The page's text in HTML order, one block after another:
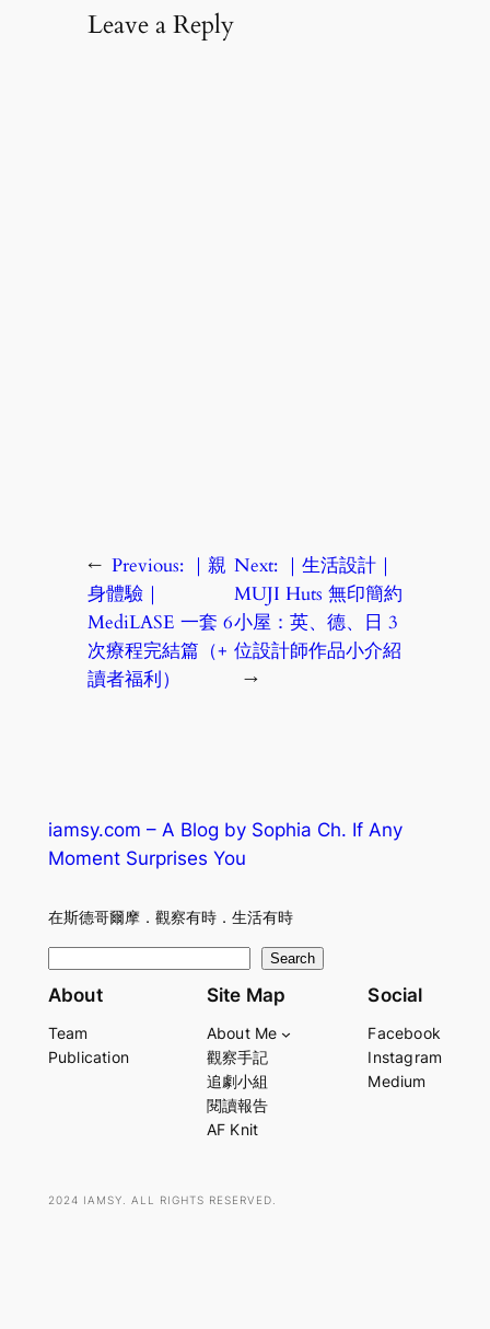
Leave a Reply
← Previous: ｜親
身體驗｜
MediLASE 一套 6
次療程完結篇（+
讀者福利）
Next: ｜生活設計｜
MUJI Huts 無印簡約
小屋：英、德、日 3
位設計師作品小介紹
→
iamsy.com – A Blog by Sophia Ch. If Any
Moment Surprises You
在斯德哥爾摩．觀察有時．生活有時
e
r
Search
About
Team
Publication
Site Map
About Me
觀察手記
追劇小組
閱讀報告
AF Knit
Social
Facebook
Instagram
Medium
2024 IAMSY. ALL RIGHTS RESERVED.